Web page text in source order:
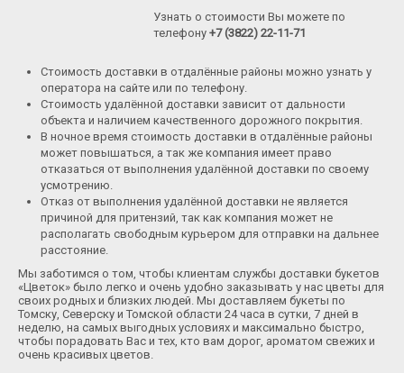
Игрушки
Подарки
Конфеты и сладкие подарки
Декор в цветы
Узнать о стоимости Вы можете по
телефону +7 (3822) 22-11-71
Стоимость доставки в отдалённые районы можно узнать у
оператора на сайте или по телефону.
Стоимость удалённой доставки зависит от дальности
объекта и наличием качественного дорожного покрытия.
В ночное время стоимость доставки в отдалённые районы
может повышаться, а так же компания имеет право
отказаться от выполнения удалённой доставки по своему
усмотрению.
Отказ от выполнения удалённой доставки не является
причиной для притензий, так как компания может не
располагать свободным курьером для отправки на дальнее
расстояние.
Мы заботимся о том, чтобы клиентам службы доставки букетов
«Цветок» было легко и очень удобно заказывать у нас цветы для
своих родных и близких людей. Мы доставляем букеты по
Томску, Северску и Томской области 24 часа в сутки, 7 дней в
неделю, на самых выгодных условиях и максимально быстро,
чтобы порадовать Вас и тех, кто вам дорог, ароматом свежих и
очень красивых цветов.